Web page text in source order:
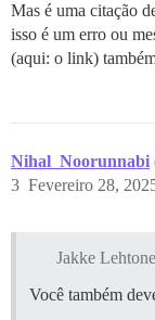
Mas é uma citação
isso é um erro ou
(aqui: o link)
Nihal_Noorunnabi
Fevereiro 28,
3
Jakke
Você também